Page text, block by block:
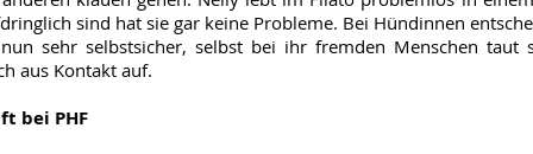
sind hat sie gar keine Probleme. Bei Hündinnen
sehr selbstsicher, selbst bei ihr fremden Menschen taut
aus Kontakt auf.
bei PHF